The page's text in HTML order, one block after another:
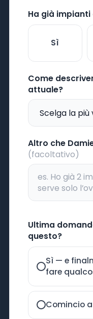
Ha già
Sì
Come
attuale?
Altro che
(facoltativo)
Ultima
questo?
Sì — e
fare
Comincio